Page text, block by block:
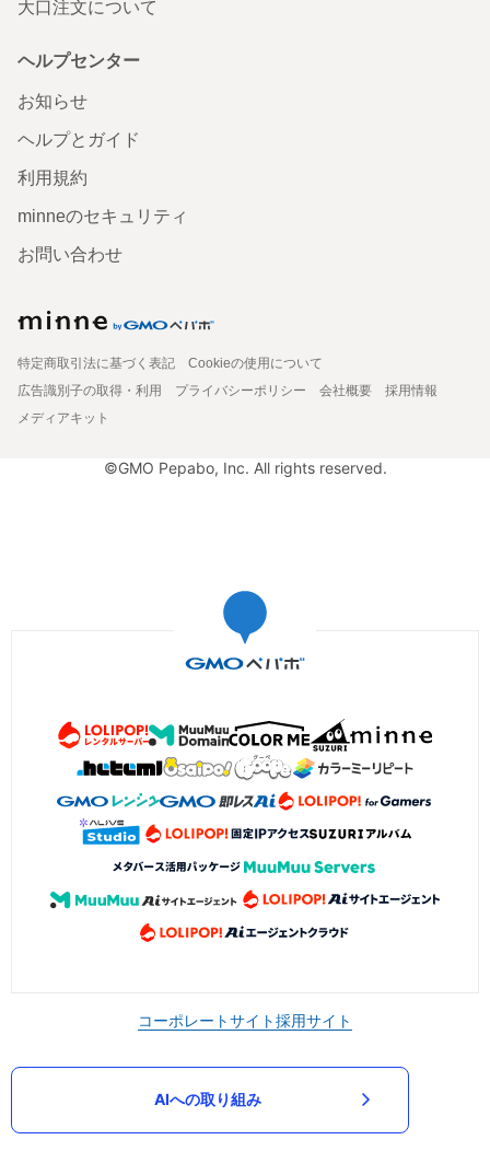
大口注文について
ヘルプセンター
お知らせ
ヘルプとガイド
利用規約
minneのセキュリティ
お問い合わせ
特定商取引法に基づく表記
Cookieの使用について
広告識別子の取得・利用
プライバシーポリシー 会社概要
採用情報
メディアキット
©GMO Pepabo, Inc. All rights reserved.
コーポレートサイト採用サイト
AIへの取り組み